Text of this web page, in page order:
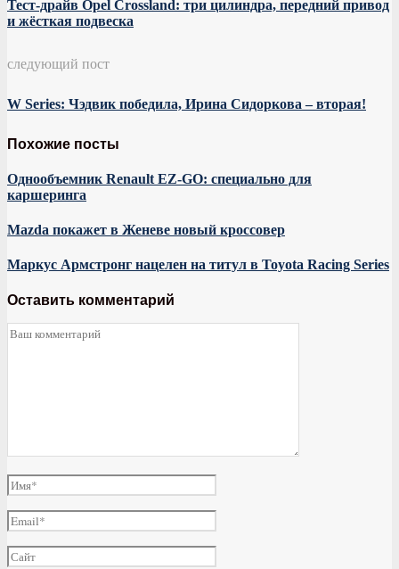
Тест-драйв Opel Crossland: три цилиндра, передний привод
и жёсткая подвеска
следующий пост
W Series: Чэдвик победила, Ирина Сидоркова – вторая!
Похожие посты
Однообъемник Renault EZ-GO: специально для
каршеринга
Mazda покажет в Женеве новый кроссовер
Маркус Армстронг нацелен на титул в Toyota Racing Series
Оставить комментарий